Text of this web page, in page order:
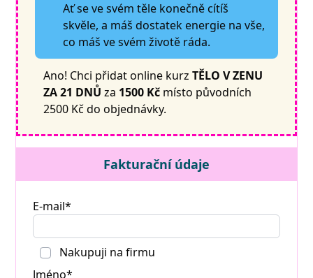
Ať se ve svém těle konečně cítíš
skvěle, a máš dostatek energie na vše,
co máš ve svém životě ráda.
Ano! Chci přidat online kurz TĚLO V ZENU
ZA 21 DNŮ za 1500 Kč místo původních
2500 Kč do objednávky.
Fakturační údaje
E-mail*
Nakupuji na firmu
Jméno*